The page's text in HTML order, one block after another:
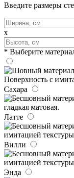
Введите размеры
x
* Выберите
Сахара
Латте
Вилли
Энда